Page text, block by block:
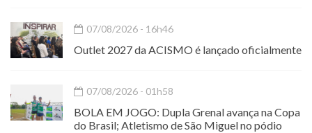
07/08/2026 - 16h46
Outlet 2027 da ACISMO é lançado oficialmente
07/08/2026 - 01h58
BOLA EM JOGO: Dupla Grenal avança na Copa
do Brasil; Atletismo de São Miguel no pódio